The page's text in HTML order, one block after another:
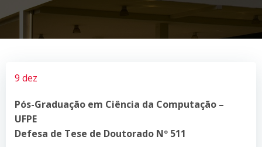
9 dez
Pós-Graduação em Ciência da Computação –
UFPE
Defesa de Tese de Doutorado Nº 511